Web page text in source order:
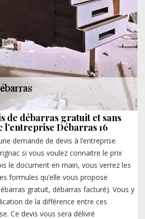
de débarras gratuit et sans
l’entreprise Débarras 16
demande de devis à l’entreprise
si vous voulez connaitre le prix
le document en main, vous verrez les
formules qu’elle vous propose
gratuit, débarras facturé). Vous y
de la différence entre ces
Ce devis vous sera délivré